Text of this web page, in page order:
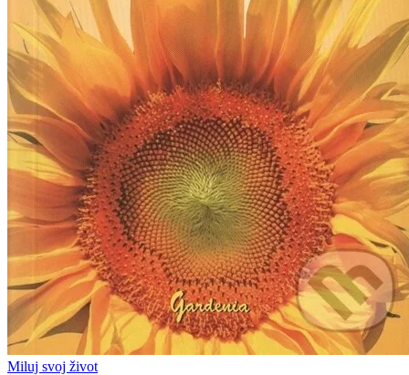
Miluj svoj život